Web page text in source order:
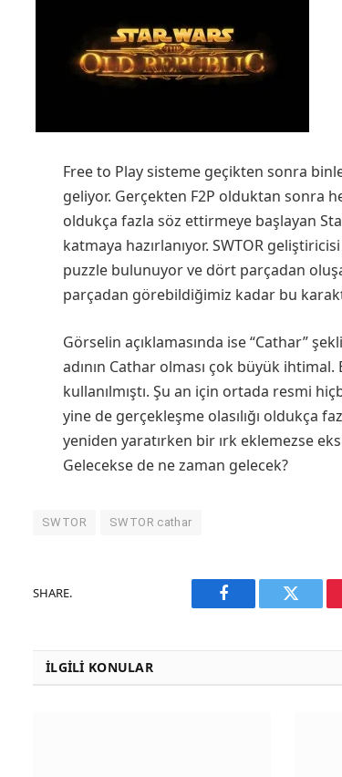
Free to Play sisteme geçikten sonra
geliyor. Gerçekten F2P olduktan sonra
oldukça fazla söz ettirmeye başlayan
katmaya hazırlanıyor. SWTOR
puzzle bulunuyor ve dört parçadan
parçadan görebildiğimiz kadar bu
Görselin açıklamasında ise “Cathar”
adının Cathar olması çok büyük
kullanılmıştı. Şu an için ortada resmi
yine de gerçekleşme olasılığı oldukça
yeniden yaratırken bir ırk eklemezse
Gelecekse de ne zaman gelecek?
SWTOR SWTOR cathar
SHARE.
Facebook Twitter
İLGILI KONULAR